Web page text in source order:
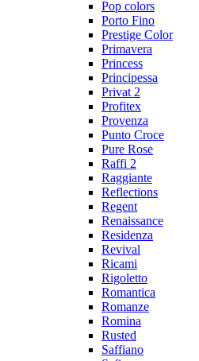
Pop colors
Porto Fino
Prestige Color
Primavera
Princess
Principessa
Privat 2
Profitex
Provenza
Punto Croce
Pure Rose
Raffi 2
Raggiante
Reflections
Regent
Renaissance
Residenza
Revival
Ricami
Rigoletto
Romantica
Romanze
Romina
Rusted
Saffiano